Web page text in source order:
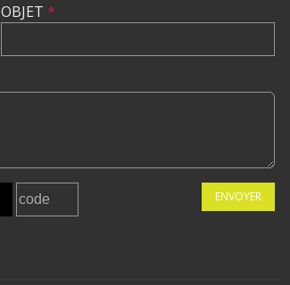
OBJET *
ENVOYER